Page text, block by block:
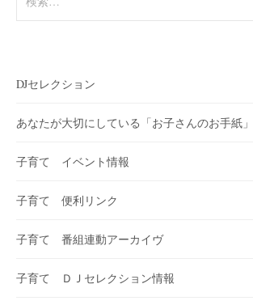
索:
DJセレクション
あなたが大切にしている「お子さんのお手紙」
子育て イベント情報
子育て 便利リンク
子育て 番組連動アーカイヴ
子育て ＤＪセレクション情報